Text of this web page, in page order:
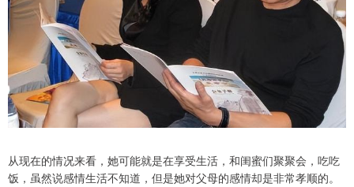
从现在的情况来看，她可能就是在享受生活，和闺蜜们聚聚会，吃吃
饭，虽然说感情生活不知道，但是她对父母的感情却是非常孝顺的。